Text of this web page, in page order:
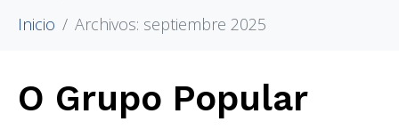
Inicio Archivos: septiembre 2025
O Grupo Popular